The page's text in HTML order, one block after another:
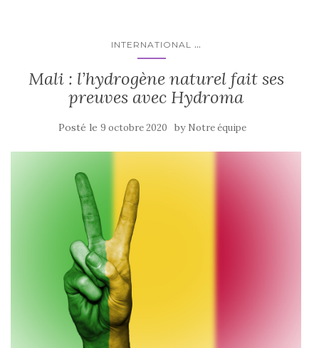
INTERNATIONAL ...
Mali : l’hydrogène naturel fait ses
preuves avec Hydroma
Posté le 9 octobre 2020 by Notre équipe